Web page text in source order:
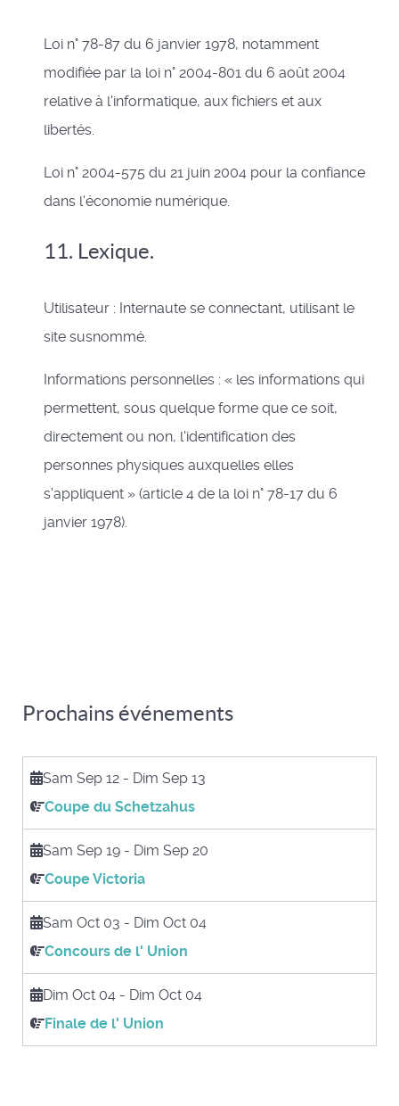
Loi n° 78-87 du 6 janvier 1978, notamment
modifiée par la loi n° 2004-801 du 6 août 2004
relative à l'informatique, aux fichiers et aux
libertés.
Loi n° 2004-575 du 21 juin 2004 pour la confiance
dans l'économie numérique.
11. Lexique.
Utilisateur : Internaute se connectant, utilisant le
site susnommé.
Informations personnelles : « les informations qui
permettent, sous quelque forme que ce soit,
directement ou non, l'identification des
personnes physiques auxquelles elles
s'appliquent » (article 4 de la loi n° 78-17 du 6
janvier 1978).
Prochains événements
Sam Sep 12 - Dim Sep 13
Coupe du Schetzahus
Sam Sep 19 - Dim Sep 20
Coupe Victoria
Sam Oct 03 - Dim Oct 04
Concours de l' Union
Dim Oct 04 - Dim Oct 04
Finale de l' Union